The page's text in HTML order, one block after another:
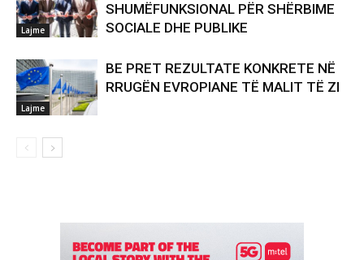
Lajme
SHUMËFUNKSIONAL PËR SHËRBIME
SOCIALE DHE PUBLIKE
Lajme
BE PRET REZULTATE KONKRETE NË
RRUGËN EVROPIANE TË MALIT TË ZI